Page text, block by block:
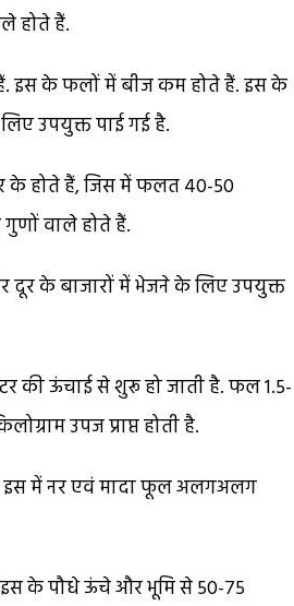
होते हैं.
हैं. इस के फलों में बीज कम होते हैं. इस के
उपयुक्त पाई गई है.
के होते हैं, जिस में फलत 40-50
वाले होते हैं.
दूर के बाजारों में भेजने के लिए उपयुक्त
की ऊंचाई से शुरू हो जाती है. फल 1.5-
उपज प्राप्त होती है.
इस में नर एवं मादा फूल अलगअलग
इस के पौधे ऊंचे और भूमि से 50-75